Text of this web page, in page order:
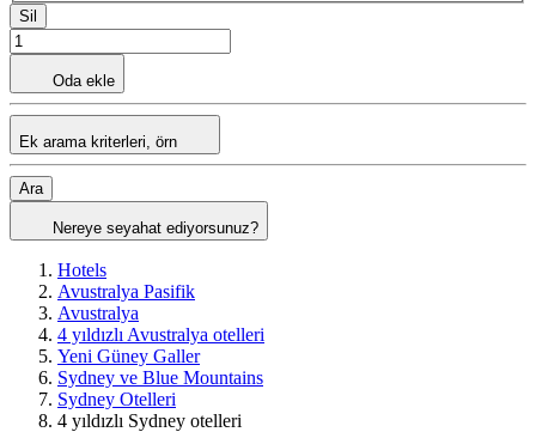
Sil
Oda ekle
Ek arama kriterleri, örn
Ara
Nereye seyahat ediyorsunuz?
Hotels
Avustralya Pasifik
Avustralya
4 yıldızlı Avustralya otelleri
Yeni Güney Galler
Sydney ve Blue Mountains
Sydney Otelleri
4 yıldızlı Sydney otelleri